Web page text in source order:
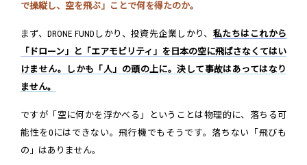
で操縦し、空を飛ぶ」ことで何を得たのか。
まず、DRONE FUNDしかり、投資先企業しかり、 私たちはこれから
「ドローン」と「エアモビリティ」を日本の空に飛ばさなくてはい
けません。しかも「人」の頭の上に。決して事故はあってはなり
ません。
ですが「空に何かを浮かべる」ということは物理的に、落ちる可
能性を0にはできない。飛行機でもそうです。落ちない「飛びも
の」はありません。